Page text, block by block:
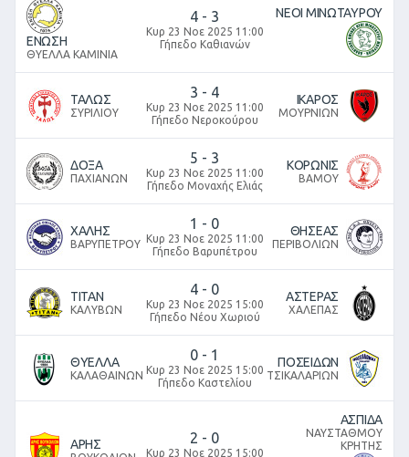
ΕΝΩΣΗ
ΘΥΕΛΛΑ ΚΑΜΙΝΙΑ
4 - 3
Κυρ 23 Νοε 2025 11:00
Γήπεδο Καθιανών
ΝΕΟΙ ΜΙΝΩΤΑΥΡΟΥ
ΤΑΛΩΣ
ΣΥΡΙΛΙΟΥ
3 - 4
Κυρ 23 Νοε 2025 11:00
Γήπεδο Νεροκούρου
ΙΚΑΡΟΣ
ΜΟΥΡΝΙΩΝ
ΔΟΞΑ
ΠΑΧΙΑΝΩΝ
5 - 3
Κυρ 23 Νοε 2025 11:00
Γήπεδο Μοναχής Ελιάς
ΚΟΡΩΝΙΣ
ΒΑΜΟΥ
ΧΑΛΗΣ
ΒΑΡΥΠΕΤΡΟΥ
1 - 0
Κυρ 23 Νοε 2025 11:00
Γήπεδο Βαρυπέτρου
ΘΗΣΕΑΣ
ΠΕΡΙΒΟΛΙΩΝ
ΤΙΤΑΝ
ΚΑΛΥΒΩΝ
4 - 0
Κυρ 23 Νοε 2025 15:00
Γήπεδο Νέου Χωριού
ΑΣΤΕΡΑΣ
ΧΑΛΕΠΑΣ
ΘΥΕΛΛΑ
ΚΑΛΑΘΑΙΝΩΝ
0 - 1
Κυρ 23 Νοε 2025 15:00
Γήπεδο Καστελίου
ΠΟΣΕΙΔΩΝ
ΤΣΙΚΑΛΑΡΙΩΝ
ΑΡΗΣ 2 - 0
Κυρ 23 Νοε 2025 15:00
ΑΣΠΙΔΑ
ΝΑΥΣΤΑΘΜΟΥ
ΚΡΗΤΗΣ